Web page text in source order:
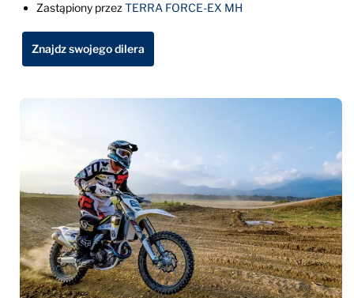
Zastąpiony przez TERRA FORCE-EX MH
Znajdz swojego dilera